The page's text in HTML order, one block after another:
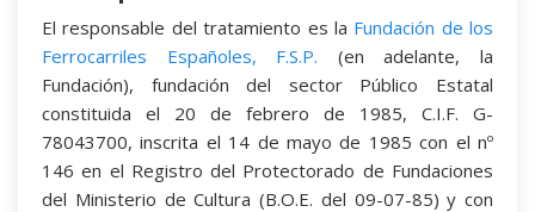
El responsable del tratamiento es la Fundación de los
Ferrocarriles Españoles, F.S.P. (en adelante, la
Fundación), fundación del sector Público Estatal
constituida el 20 de febrero de 1985, C.I.F. G-
78043700, inscrita el 14 de mayo de 1985 con el nº
146 en el Registro del Protectorado de Fundaciones
del Ministerio de Cultura (B.O.E. del 09-07-85) y con